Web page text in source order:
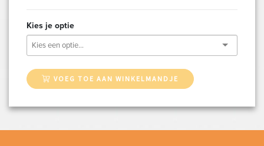
Kies je optie
VOEG TOE AAN WINKELMANDJE